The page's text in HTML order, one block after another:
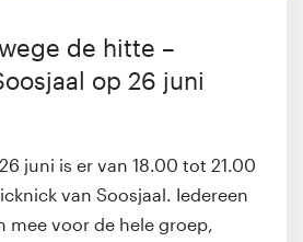
de hitte –
op 26 juni
juni is er van 18.00 tot 21.00
van Soosjaal. Iedereen
mee voor de hele groep,